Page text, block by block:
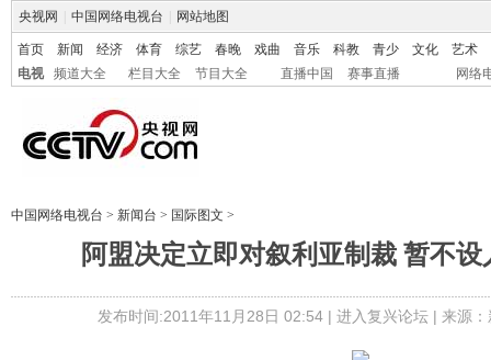
央视网 中国网络电视台 网站地图
首页 新闻 经济 体育 综艺 春晚 戏曲 音乐 科教 青少 文化
艺术
电视
频道大全 栏目大全 节目大全 直播中国 赛事直播 网络
中国网络电视台 > 新闻台 > 国际图文 >
阿盟决定立即对叙利亚制裁 暂不
发布时间:2011年11月28日 02:54 | 进入复兴论坛| 来源